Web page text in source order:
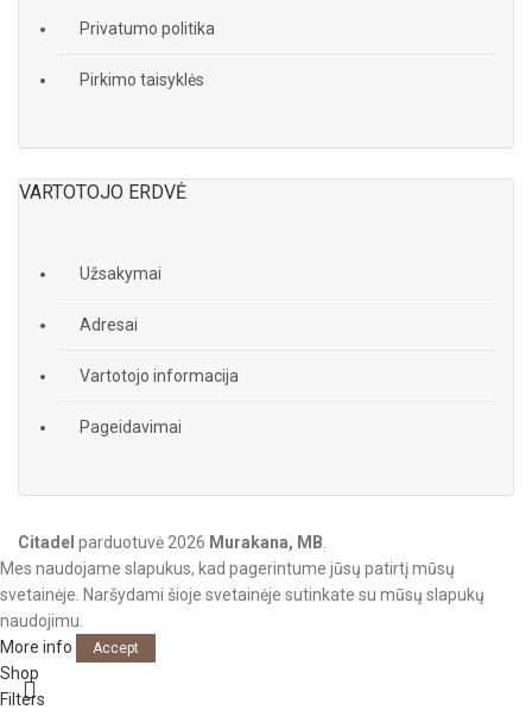
Privatumo politika
Pirkimo taisyklės
VARTOTOJO ERDVĖ
Užsakymai
Adresai
Vartotojo informacija
Pageidavimai
Citadel parduotuvė 2026 Murakana, MB
Mes naudojame slapukus, kad pagerintume jūsų patirtį mūsų
svetainėje. Naršydami šioje svetainėje sutinkate su mūsų slapukų
naudojimu.
More info
Accept
Shop
Filters